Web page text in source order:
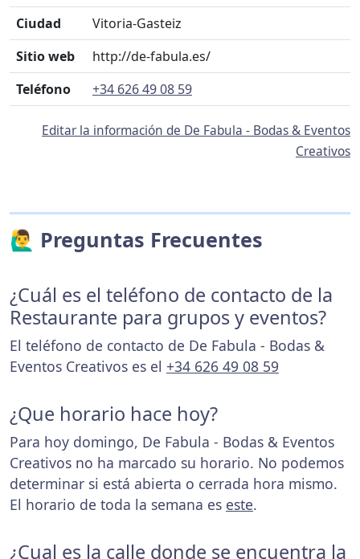
Ciudad
Vitoria-Gasteiz
Sitio web
http://de-fabula.es/
Teléfono
+34 626 49 08 59
Editar la información de De Fabula - Bodas & Eventos
Creativos
🙋‍♂️ Preguntas Frecuentes
¿Cuál es el teléfono de contacto de la
Restaurante para grupos y eventos?
El teléfono de contacto de De Fabula - Bodas &
Eventos Creativos es el +34 626 49 08 59
¿Que horario hace hoy?
Para hoy domingo, De Fabula - Bodas & Eventos
Creativos no ha marcado su horario. No podemos
determinar si está abierta o cerrada hora mismo.
El horario de toda la semana es este.
¿Cual es la calle donde se encuentra la